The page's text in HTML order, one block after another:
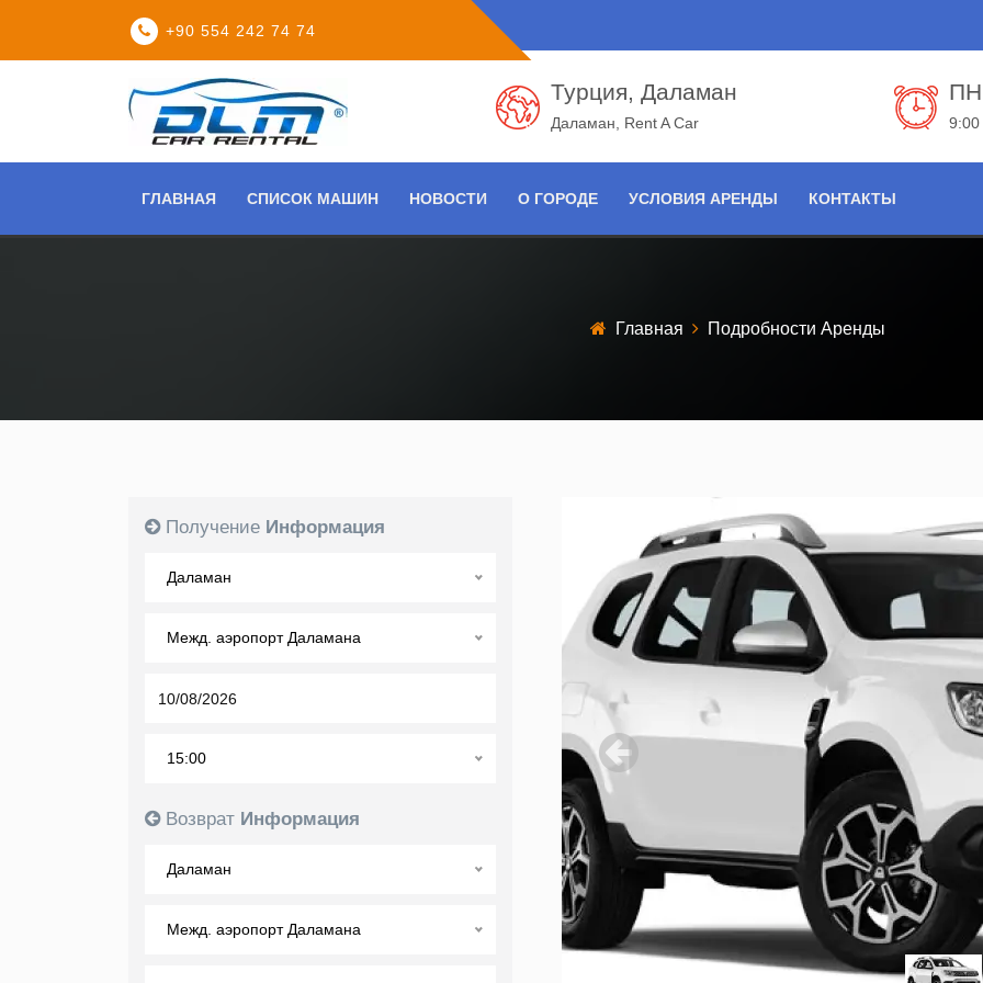
+90 554 242 74 74
Турция, Даламан
Даламан, Rent A Car 9:00
ГЛАВНАЯ СПИСОК МАШИН НОВОСТИ О ГОРОДЕ УСЛОВИЯ АРЕНДЫ КОНТАКТЫ
Главная Подробности Аренды
Получение Информация
Даламан
Межд. аэропорт Даламана
15:00
Возврат Информация
Даламан
Межд. аэропорт Даламана
Previous